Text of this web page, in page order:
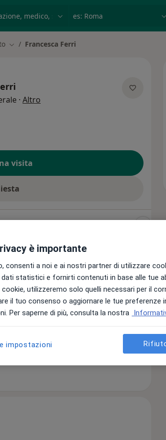
Cambia città
Francesca Ferri
· Altro
visita
Indirizzi Prestazioni
2026 al
motivi di
al
è importante
consenti a noi e ai nostri partner di utilizzare
statistici e fornirti contenuti in base alle tue
utilizzeremo solo quelli necessari per il
il tuo consenso o aggiornare le tue preferenze
Per saperne di più, consulta la nostra
impostazioni